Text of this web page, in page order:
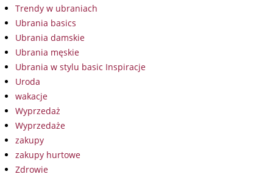
Trendy w ubraniach
Ubrania basics
Ubrania damskie
Ubrania męskie
Ubrania w stylu basic Inspiracje
Uroda
wakacje
Wyprzedaż
Wyprzedaże
zakupy
zakupy hurtowe
Zdrowie